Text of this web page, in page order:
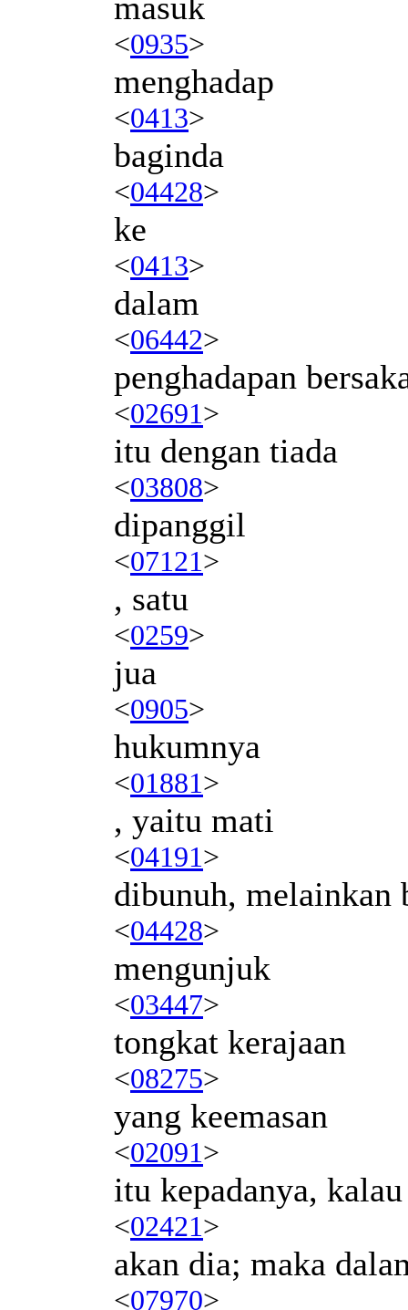
<0935>
menghadap
<0413>
baginda
<04428>
ke
<0413>
dalam
<06442>
penghadapan
<02691>
itu dengan tiada
<03808>
dipanggil
<07121>
, satu
<0259>
jua
<0905>
hukumnya
<01881>
, yaitu mati
<04191>
dibunuh, melainkan
<04428>
mengunjuk
<03447>
tongkat kerajaan
<08275>
yang keemasan
<02091>
itu kepadanya,
<02421>
akan dia; maka
<07970>